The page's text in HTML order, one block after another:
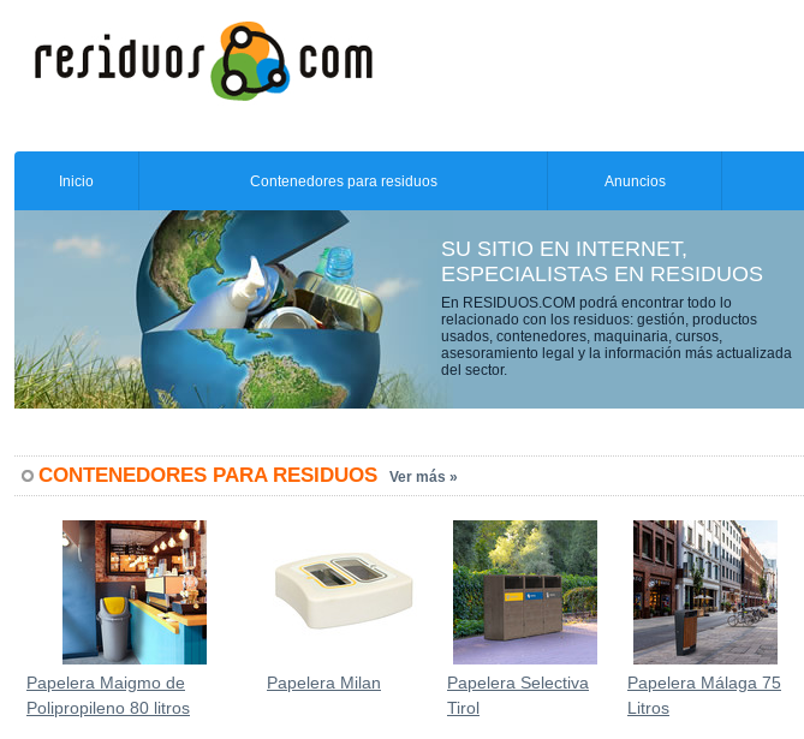
Inicio Contenedores para residuos Anuncios
SU SITIO EN INTERNET,
ESPECIALISTAS EN RESIDUOS
En RESIDUOS.COM podrá encontrar todo lo
relacionado con los residuos: gestión, productos
usados, contenedores, maquinaria, cursos,
asesoramiento legal y la información más actualizada
del sector.
CONTENEDORES PARA RESIDUOS Ver más »
Papelera Maigmo de
Polipropileno 80 litros
Papelera Milan
Papelera Selectiva
Tirol
Papelera Málaga 75
Litros